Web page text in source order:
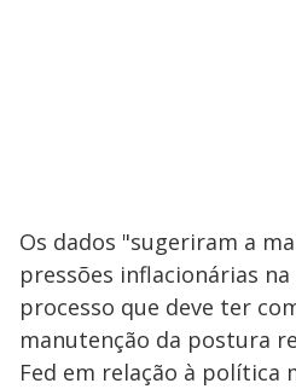
Os dados "sugeriram a
pressões inflacionárias
processo que deve ter
manutenção da postura
Fed em relação à política